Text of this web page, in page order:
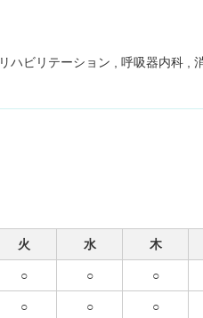
リハビリテーション 呼吸器内科
火 水 木
○ ○ ○
○ ○ ○